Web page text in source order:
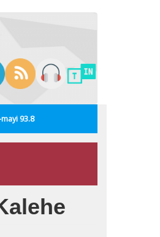
93.8